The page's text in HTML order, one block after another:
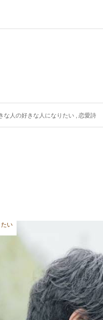
な人の好きな人になりたい , 恋愛詩
い